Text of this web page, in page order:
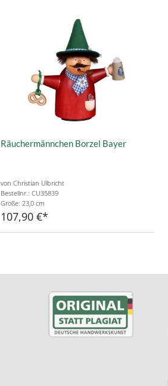
Räuchermännchen Borzel Bayer
von Christian Ulbricht
Bestellnr.: CU35839
Größe: 23,0 cm
107,90 €